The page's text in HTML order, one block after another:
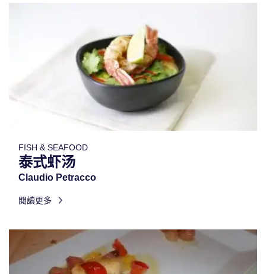
FISH & SEAFOOD
泰式虾汤
Claudio Petracco
閱讀更多